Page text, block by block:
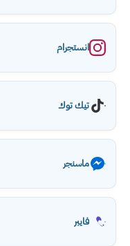
انستجرام
تيك توك
ماسنجر
فايبر